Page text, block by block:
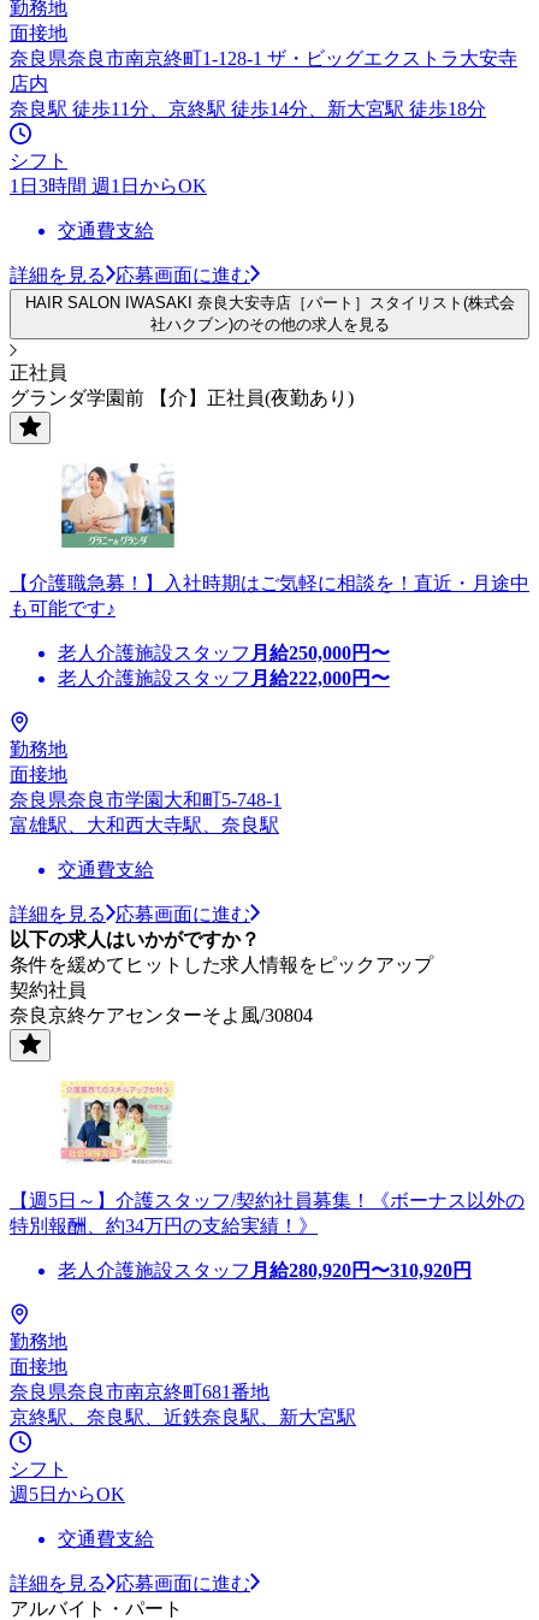
勤務地
面接地
奈良県奈良市南京終町1-128-1 ザ・ビッグエクストラ大安寺
店内
奈良駅 徒歩11分、京終駅 徒歩14分、新大宮駅 徒歩18分
シフト
1日3時間 週1日からOK
交通費支給
詳細を見る 応募画面に進む
HAIR SALON IWASAKI 奈良大安寺店［パート］スタイリスト(株式会
社ハクブン)のその他の求人を見る
正社員
グランダ学園前 【介】正社員(夜勤あり)
【介護職急募！】入社時期はご気軽に相談を！直近・月途中
も可能です♪
老人介護施設スタッフ 月給250,000円〜
老人介護施設スタッフ 月給222,000円〜
勤務地
面接地
奈良県奈良市学園大和町5-748-1
富雄駅、大和西大寺駅、奈良駅
交通費支給
詳細を見る
応募画面に進む
以下の求人はいかがですか？
条件を緩めてヒットした求人情報をピックアップ
契約社員
奈良京終ケアセンターそよ風/30804
【週5日～】介護スタッフ/契約社員募集！《ボーナス以外の
特別報酬、約34万円の支給実績！》
老人介護施設スタッフ 月給280,920円〜310,920円
勤務地
面接地
奈良県奈良市南京終町681番地
京終駅、奈良駅、近鉄奈良駅、新大宮駅
シフト
週5日からOK
交通費支給
詳細を見る
応募画面に進む
アルバイト・パート